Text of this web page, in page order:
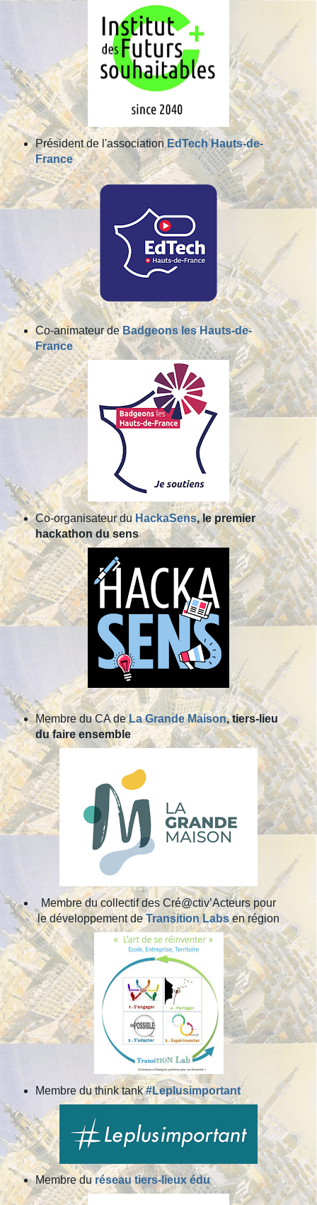
Président de l'association EdTech Hauts-de-
France
Co-animateur de Badgeons les Hauts-de-
France
Co-organisateur du HackaSens, le premier
hackathon du sens
Membre du CA deLa Grande Maison, tiers-lieu
du faire ensemble
Membre du collectif des Cré@ctiv’Acteurs pour
le développement de Transition Labs en région
Membre du think tank#Leplusimportant
Membre duréseau tiers-lieux édu